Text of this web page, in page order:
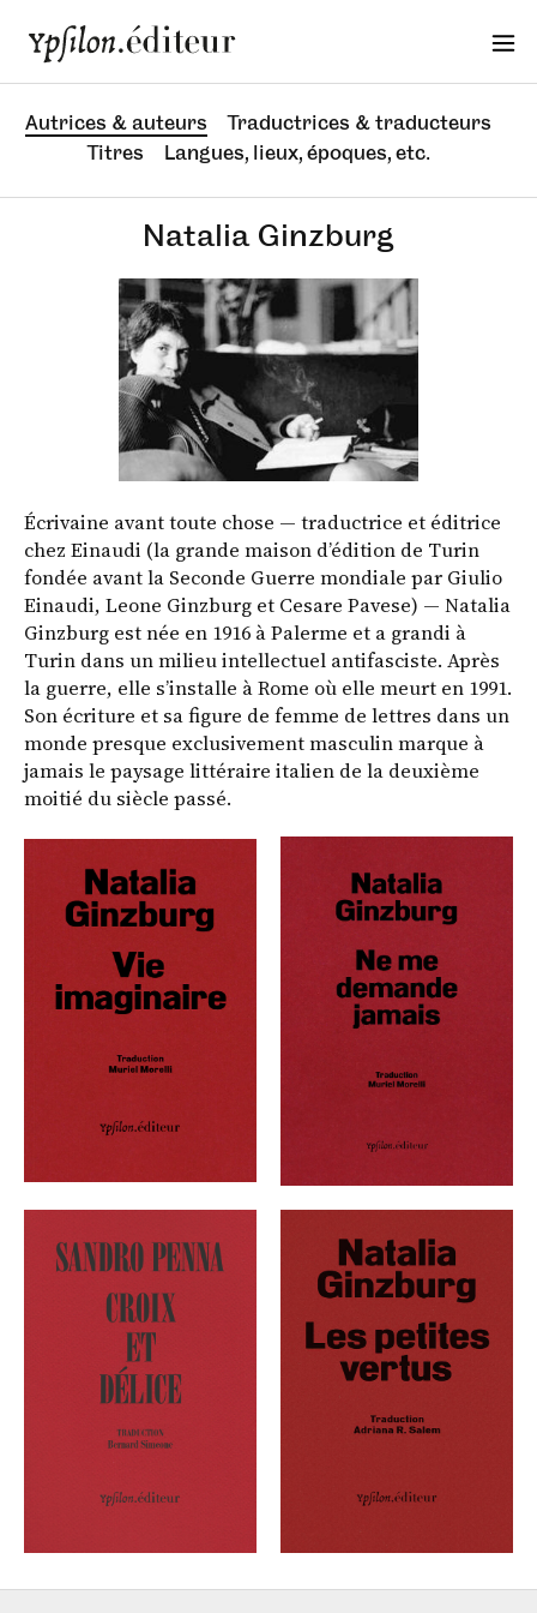
Autrices & auteurs
Traductrices & traducteurs
Titres
Langues, lieux, époques, etc.
Natalia Ginzburg
Écrivaine avant toute chose — traductrice et éditrice
chez Einaudi (la grande maison d’édition de Turin
fondée avant la Seconde Guerre mondiale par Giulio
Einaudi, Leone Ginzburg et Cesare Pavese) — Natalia
Ginzburg est née en 1916 à Palerme et a grandi à
Turin dans un milieu intellectuel antifasciste. Après
la guerre, elle s’installe à Rome où elle meurt en 1991.
Son écriture et sa ﬁgure de femme de lettres dans un
monde presque exclusivement masculin marque à
jamais le paysage littéraire italien de la deuxième
moitié du siècle passé.